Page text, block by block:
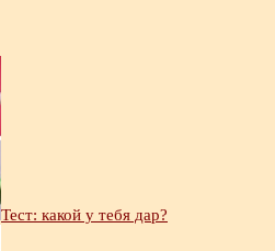
Тест: какой у тебя дар?